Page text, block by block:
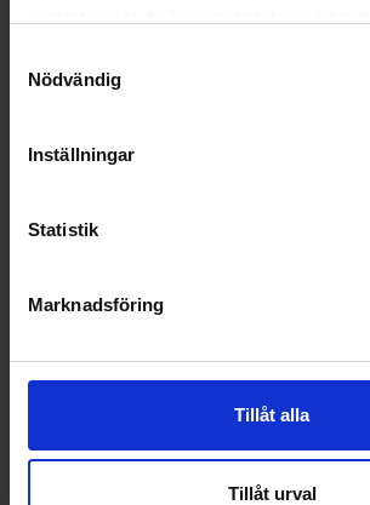
Nödvändig
Inställningar
Statistik
Marknadsföring
Tillåt alla
Tillåt urval